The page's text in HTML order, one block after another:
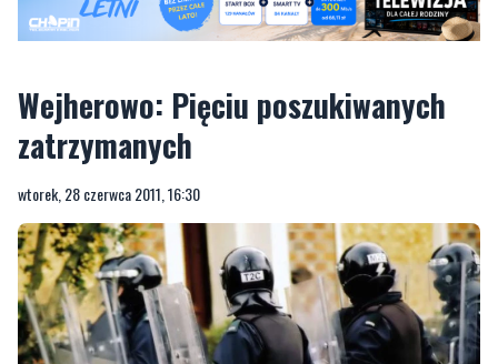
Wejherowo: Pięciu poszukiwanych
zatrzymanych
wtorek, 28 czerwca 2011, 16:30